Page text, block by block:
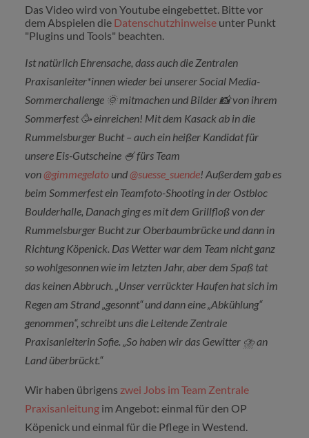
Das Video wird von Youtube eingebettet. Bitte vor
dem Abspielen die Datenschutzhinweiseunter Punkt
"Plugins und Tools" beachten.
Ist natürlich Ehrensache, dass auch die Zentralen
Praxisanleiter*innen wieder bei unserer Social Media-
Sommerchallenge 🌞mitmachen und Bilder📸von ihrem
Sommerfest 🥳 einreichen! Mit dem Kasack ab in die
Rummelsburger Bucht – auch ein heißer Kandidat für
unsere Eis-Gutscheine 🍧fürs Team
von@gimmegelatound@suesse_suende! Außerdem gab es
beim Sommerfest ein Teamfoto-Shooting in der Ostbloc
Boulderhalle, Danach ging es mit dem Grillfloß von der
Rummelsburger Bucht zur Oberbaumbrücke und dann in
Richtung Köpenick. Das Wetter war dem Team nicht ganz
so wohlgesonnen wie im letzten Jahr, aber dem Spaß tat
das keinen Abbruch. „Unser verrückter Haufen hat sich im
Regen am Strand „gesonnt“ und dann eine „Abkühlung“
genommen“, schreibt uns die Leitende Zentrale
Praxisanleiterin Sofie. „So haben wir das Gewitter ⛈️ an
Land überbrückt.“
Wir haben übrigens zwei Jobs im Team Zentrale
Praxisanleitungim Angebot: einmal für den OP
Köpenick und einmal für die Pflege in Westend.